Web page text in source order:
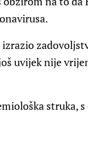
izrazio
uvijek nije
struka,